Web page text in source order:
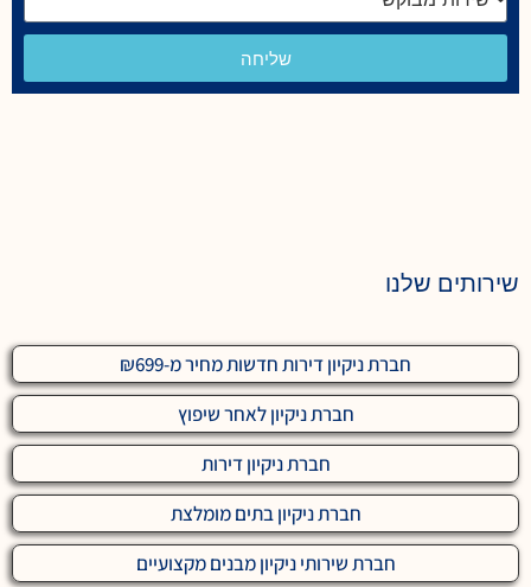
שליחה
שירותים שלנו
חברת ניקיון דירות חדשות מחיר מ-₪699
חברת ניקיון לאחר שיפוץ
חברת ניקיון דירות
חברת ניקיון בתים מומלצת
חברת שירותי ניקיון מבנים מקצועיים